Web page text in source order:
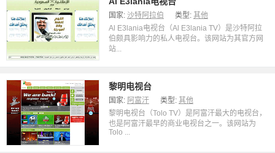
国家: 沙特阿拉伯 类型: 其他
Al E3lania电视台（Al E3lania TV）是沙特阿拉
伯颇具影响力的私人电视台。该网站为其官方网
站...
黎明电视台
国家: 阿富汗 类型: 其他
黎明电视台（Tolo TV）是阿富汗最大的电视台，
也是阿富汗最早的商业电视台之一。该网站为
Tolo ...